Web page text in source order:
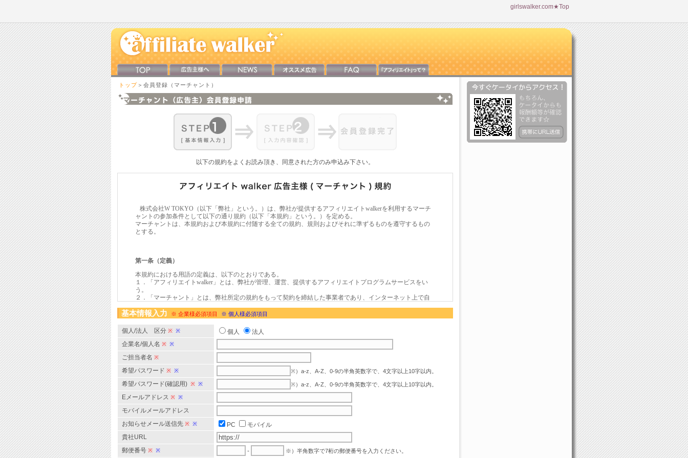
girlswalker.com★Top
トップ ＞会員登録（マーチャント）
以下の規約をよくお読み頂き、同意された方のみ申込み下さい。
基本情報入力 ※ 企業様必須項目 ※ 個人様必須項目
個人/法人 区分 ※ ※ 個人
法人
企業名/個人名 ※ ※
ご担当者名 ※
希望パスワード ※ ※ ※）a-z、A-Z、0-9の半角英数字で、4文字以上10字以内。
希望パスワード(確認用) ※ ※ ※）a-z、A-Z、0-9の半角英数字で、4文字以上10字以内。
Eメールアドレス ※ ※
モバイルメールアドレス
お知らせメール送信先 ※ ※ PC
モバイル
貴社URL
郵便番号 ※ ※ - ※）半角数字で7桁の郵便番号を入力ください。